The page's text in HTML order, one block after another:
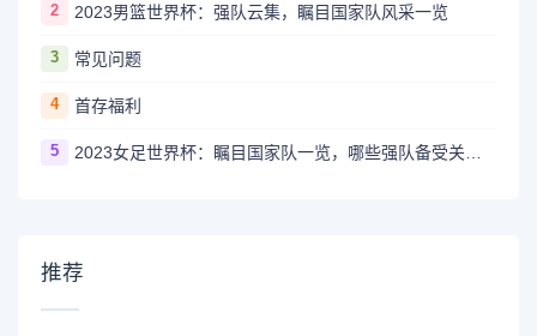
2 2023男篮世界杯：强队云集，瞩目国家队风采一览
3 常见问题
4 首存福利
5 2023女足世界杯：瞩目国家队一览，哪些强队备受关注？
推荐